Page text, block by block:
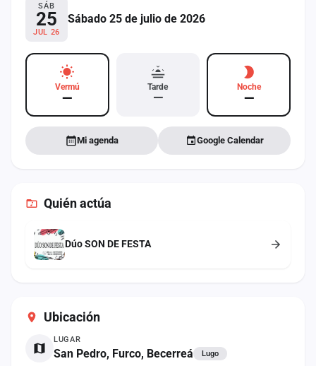
Ubicación
LUGAR
San Pedro, Furco, Becerreá Lugo
SÁB
25
JUL 26
Sábado 25 de julio de 2026
Vermú
—
Tarde
—
Noche
—
Mi agenda Google Calendar
Quién actúa
Dúo SON DE FESTA
Contacto